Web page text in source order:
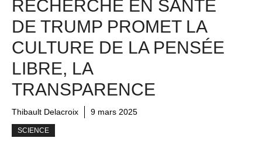
RECHERCHE EN SANTÉ
DE TRUMP PROMET LA
CULTURE DE LA PENSÉE
LIBRE, LA
TRANSPARENCE
Thibault Delacroix 9 mars 2025
SCIENCE